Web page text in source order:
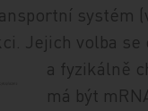
systém
Jejich volba
a fyzikálně
má být